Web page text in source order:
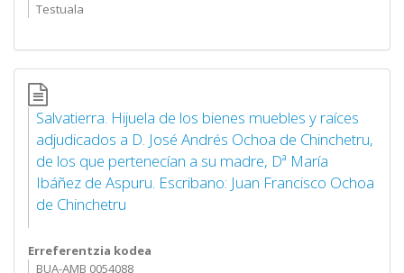
Testuala
Salvatierra. Hijuela de los bienes muebles y raíces
adjudicados a D. José Andrés Ochoa de Chinchetru,
de los que pertenecían a su madre, Dª María
Ibáñez de Aspuru. Escribano: Juan Francisco Ochoa
de Chinchetru
Erreferentzia kodea
BUA-AMB 0054088